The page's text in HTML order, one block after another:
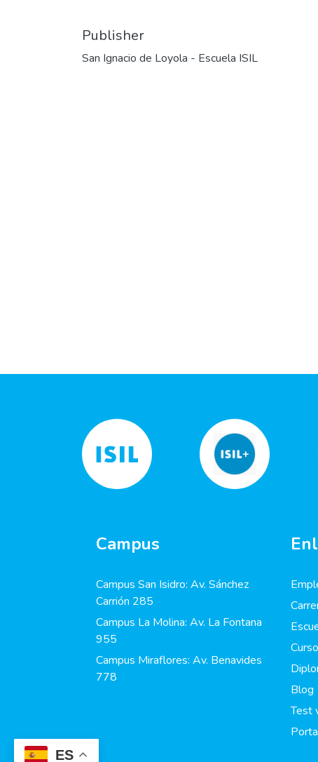
ES
Publisher
San Ignacio de Loyola - Escuela ISIL
Campus
Campus San Isidro: Av. Sánchez
Carrión 285
Campus La Molina: Av. La Fontana
955
Campus Miraflores: Av. Benavides
778
Blog
Test